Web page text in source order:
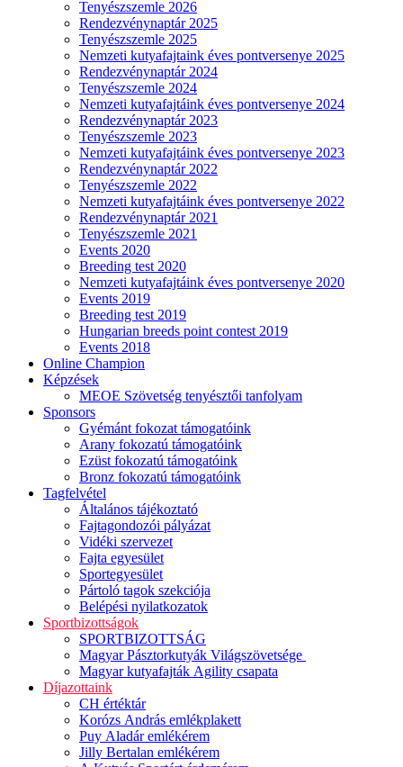
Tenyészszemle 2026
Rendezvénynaptár 2025
Tenyészszemle 2025
Nemzeti kutyafajtaink éves pontversenye 2025
Rendezvénynaptár 2024
Tenyészszemle 2024
Nemzeti kutyafajtáink éves pontversenye 2024
Rendezvénynaptár 2023
Tenyészszemle 2023
Nemzeti kutyafajtáink éves pontversenye 2023
Rendezvénynaptár 2022
Tenyészszemle 2022
Nemzeti kutyafajtáink éves pontversenye 2022
Rendezvénynaptár 2021
Tenyészszemle 2021
Events 2020
Breeding test 2020
Nemzeti kutyafajtáink éves pontversenye 2020
Events 2019
Breeding test 2019
Hungarian breeds point contest 2019
Events 2018
Online Champion
Képzések
MEOE Szövetség tenyésztői tanfolyam
Sponsors
Gyémánt fokozat támogatóink
Arany fokozatú támogatóink
Ezüst fokozatú támogatóink
Bronz fokozatú támogatóink
Tagfelvétel
Általános tájékoztató
Fajtagondozói pályázat
Vidéki szervezet
Fajta egyesület
Sportegyesület
Pártoló tagok szekciója
Belépési nyilatkozatok
Sportbizottságok
SPORTBIZOTTSÁG
Magyar Pásztorkutyák Világszövetsége
Magyar kutyafajták Agility csapata
Díjazottaink
CH értéktár
Korózs András emlékplakett
Puy Aladár emlékérem
Jilly Bertalan emlékérem